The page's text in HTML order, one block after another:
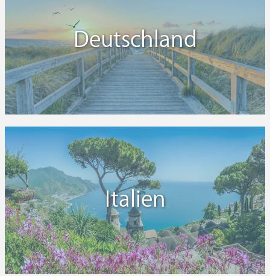
Deutschland
Italien